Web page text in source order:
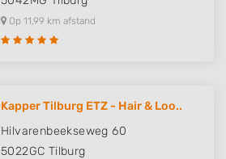
Op 11,99 km afstand
Kapper Tilburg ETZ - Hair & Loo..
Hilvarenbeekseweg 60
5022GC Tilburg